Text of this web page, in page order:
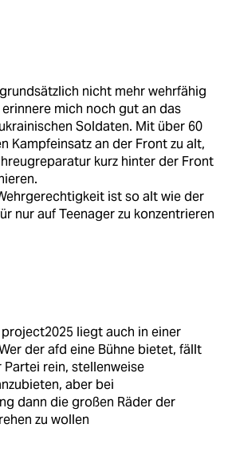
nicht mehr wehrfähig
mich noch gut an das
Soldaten. Mit über 60
Kampfeinsatz an der Front zu alt,
kurz hinter der Front
ist so alt wie der
nur auf Teenager zu konzentrieren
liegt auch in einer
der afd eine Bühne bietet, fällt
rein, stellenweise
aber bei
dann die großen Räder der
zu wollen